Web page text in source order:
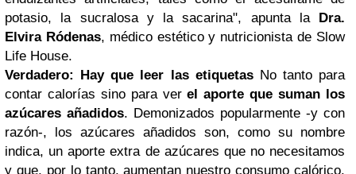
potasio, la sucralosa y la sacarina", apunta la Dra.
Elvira Ródenas, médico estético y nutricionista de Slow
Life House.
Verdadero: Hay que leer las etiquetasNo tanto para
contar calorías sino para verel aporte que suman los
azúcares añadidos. Demonizados popularmente -y con
razón-, los azúcares añadidos son, como su nombre
indica, un aporte extra de azúcares que no necesitamos
y que, por lo tanto, aumentan nuestro consumo calórico.